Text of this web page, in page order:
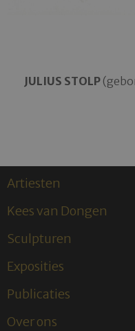
JULIUS STOLP
Artiesten
Kees van Dongen
Sculpturen
Exposities
Publicaties
Over ons